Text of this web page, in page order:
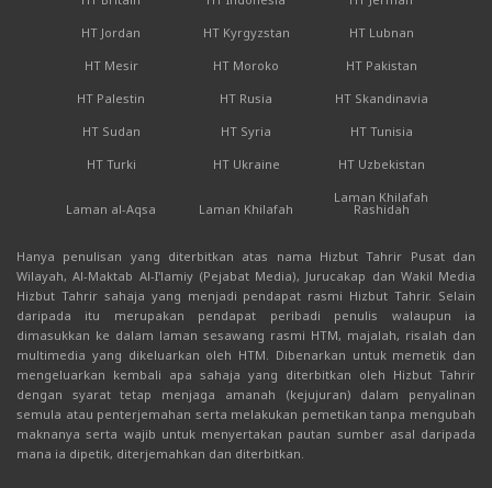
HT Jordan
HT Kyrgyzstan
HT Lubnan
HT Mesir
HT Moroko
HT Pakistan
HT Palestin
HT Rusia
HT Skandinavia
HT Sudan
HT Syria
HT Tunisia
HT Turki
HT Ukraine HT Uzbekistan
Laman al-Aqsa Laman Khilafah
Laman Khilafah
Rashidah
Hanya penulisan yang diterbitkan atas nama Hizbut Tahrir Pusat dan
Wilayah, Al-Maktab Al-I'lamiy (Pejabat Media), Jurucakap dan Wakil Media
Hizbut Tahrir sahaja yang menjadi pendapat rasmi Hizbut Tahrir. Selain
daripada itu merupakan pendapat peribadi penulis walaupun ia
dimasukkan ke dalam laman sesawang rasmi HTM, majalah, risalah dan
multimedia yang dikeluarkan oleh HTM. Dibenarkan untuk memetik dan
mengeluarkan kembali apa sahaja yang diterbitkan oleh Hizbut Tahrir
dengan syarat tetap menjaga amanah (kejujuran) dalam penyalinan
semula atau penterjemahan serta melakukan pemetikan tanpa mengubah
maknanya serta wajib untuk menyertakan pautan sumber asal daripada
mana ia dipetik, diterjemahkan dan diterbitkan.